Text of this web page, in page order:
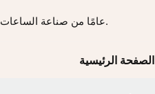
15 عامًا من صناعة الساعات الفاخرة - تحويل الأفكار إلى منتجات للعلامات التجارية.
الصفحة الرئيسية